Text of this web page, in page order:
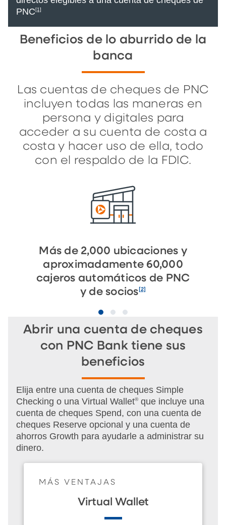
PNC[1]
Beneficios de lo aburrido de la
banca
Las cuentas de cheques de PNC
incluyen todas las maneras en
persona y digitales para
acceder a su cuenta de costa a
costa y hacer uso de ella, todo
con el respaldo de la FDIC.
Más de 2,000 ubicaciones y
aproximadamente 60,000
cajeros automáticos de PNC
y de socios [2]
Abrir una cuenta de cheques
con PNC Bank tiene sus
beneficios
Elija entre una cuenta de cheques Simple
Checking o una Virtual Wallet®que incluye una
cuenta de cheques Spend, con una cuenta de
cheques Reserve opcional y una cuenta de
ahorros Growth para ayudarle a administrar su
dinero.
MÁS VENTAJAS
Virtual Wallet